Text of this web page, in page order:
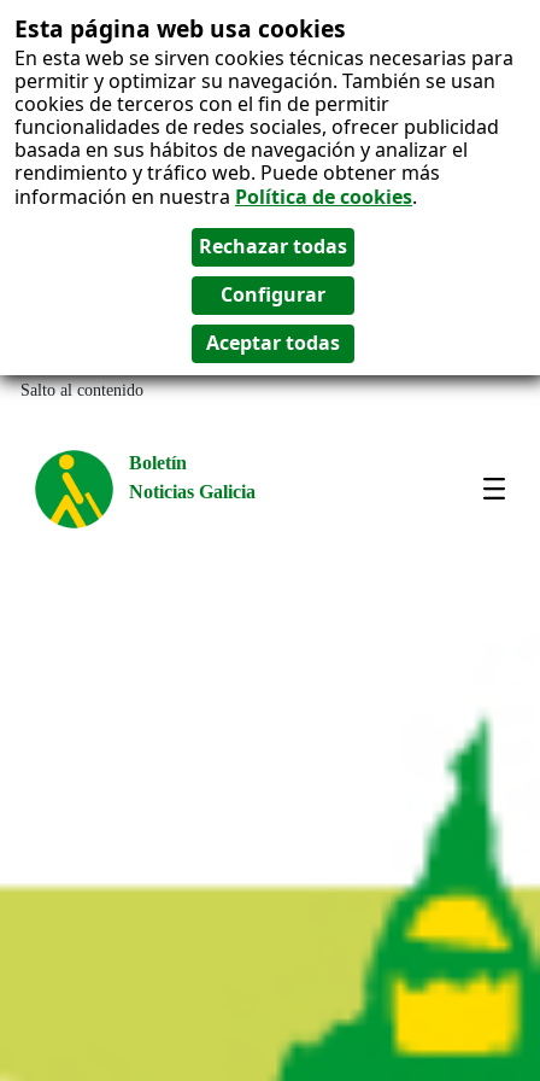
Esta página web usa cookies
En esta web se sirven cookies técnicas necesarias para
permitir y optimizar su navegación. También se usan
cookies de terceros con el fin de permitir
funcionalidades de redes sociales, ofrecer publicidad
basada en sus hábitos de navegación y analizar el
rendimiento y tráfico web. Puede obtener más
información en nuestra Política de cookies.
Salto al contenido
Boletín
Noticias Galicia